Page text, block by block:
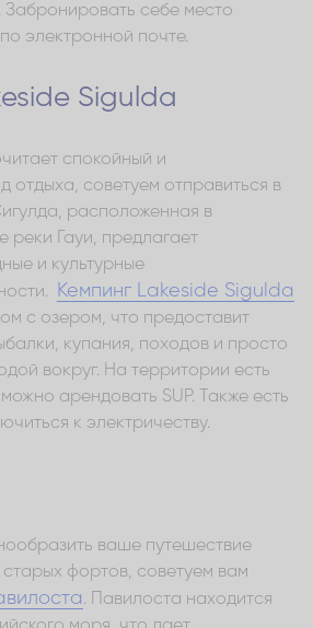
Забронировать себе место
электронной почте.
Sigulda
спокойный и
отдыха, советуем отправиться в
расположенная в
реки Гауи, предлагает
и культурные
Кемпинг Lakeside Sigulda
с озером, что предоставит
купания, походов и просто
вокруг. На территории есть
арендовать SUP. Также есть
к электричеству.
ваше путешествие
фортов, советуем вам
. Павилоста находится